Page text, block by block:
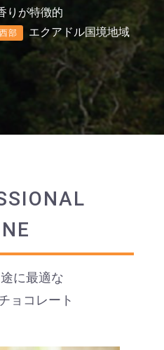
りが特徴的
部 エクアドル国境地域
に最適な
ョコレート